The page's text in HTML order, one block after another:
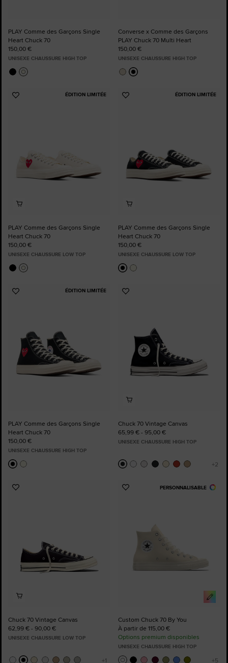
PLAY Comme des Garçons Single
Heart Chuck 70
150,00 €
UNISEXE CHAUSSURE HIGH TOP
Converse x Comme des Garçons
PLAY Chuck 70 Multi Heart
150,00 €
UNISEXE CHAUSSURE HIGH TOP
ÉDITION LIMITÉE
Ajouter
PLAY Comme des Garçons Single
Heart Chuck 70
150,00 €
UNISEXE CHAUSSURE LOW TOP
ÉDITION LIMITÉE
Ajouter
PLAY Comme des Garçons Single
Heart Chuck 70
150,00 €
UNISEXE CHAUSSURE LOW TOP
ÉDITION LIMITÉE
Ajouter
PLAY Comme des Garçons Single
Heart Chuck 70
150,00 €
UNISEXE CHAUSSURE HIGH TOP
Ajouter
Chuck 70 Vintage Canvas
65,99 € - 95,00 €
UNISEXE CHAUSSURE HIGH TOP
Ajouter
Chuck 70 Vintage Canvas
62,99 € - 90,00 €
UNISEXE CHAUSSURE LOW TOP
PERSONNALISABLE
Ajouter
Custom Chuck 70 By You
À partir de 115,00 €
Options premium disponibles
UNISEXE CHAUSSURE HIGH TOP